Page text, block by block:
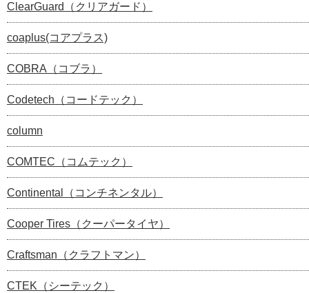
ClearGuard（クリアガード）
coaplus(コアプラス)
COBRA（コブラ）
Codetech（コードテック）
column
COMTEC（コムテック）
Continental（コンチネンタル）
Cooper Tires（クーパータイヤ）
Craftsman（クラフトマン）
CTEK（シーテック）